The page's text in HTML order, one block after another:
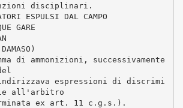
disciplinari.
ESPULSI DAL CAMPO
GARE
di ammonizioni, successivamente
indirizzava espressioni di discrimi
all'arbitro
ex art. 11 c.g.s.).